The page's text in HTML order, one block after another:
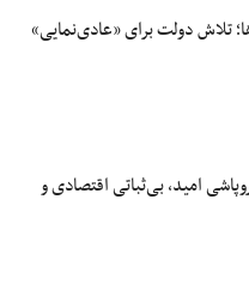
تلاش دولت برای «عادی‌نمایی»
امید، بی‌ثباتی اقتصادی و